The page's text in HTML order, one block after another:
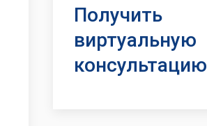
Получить
виртуальную
консультацию